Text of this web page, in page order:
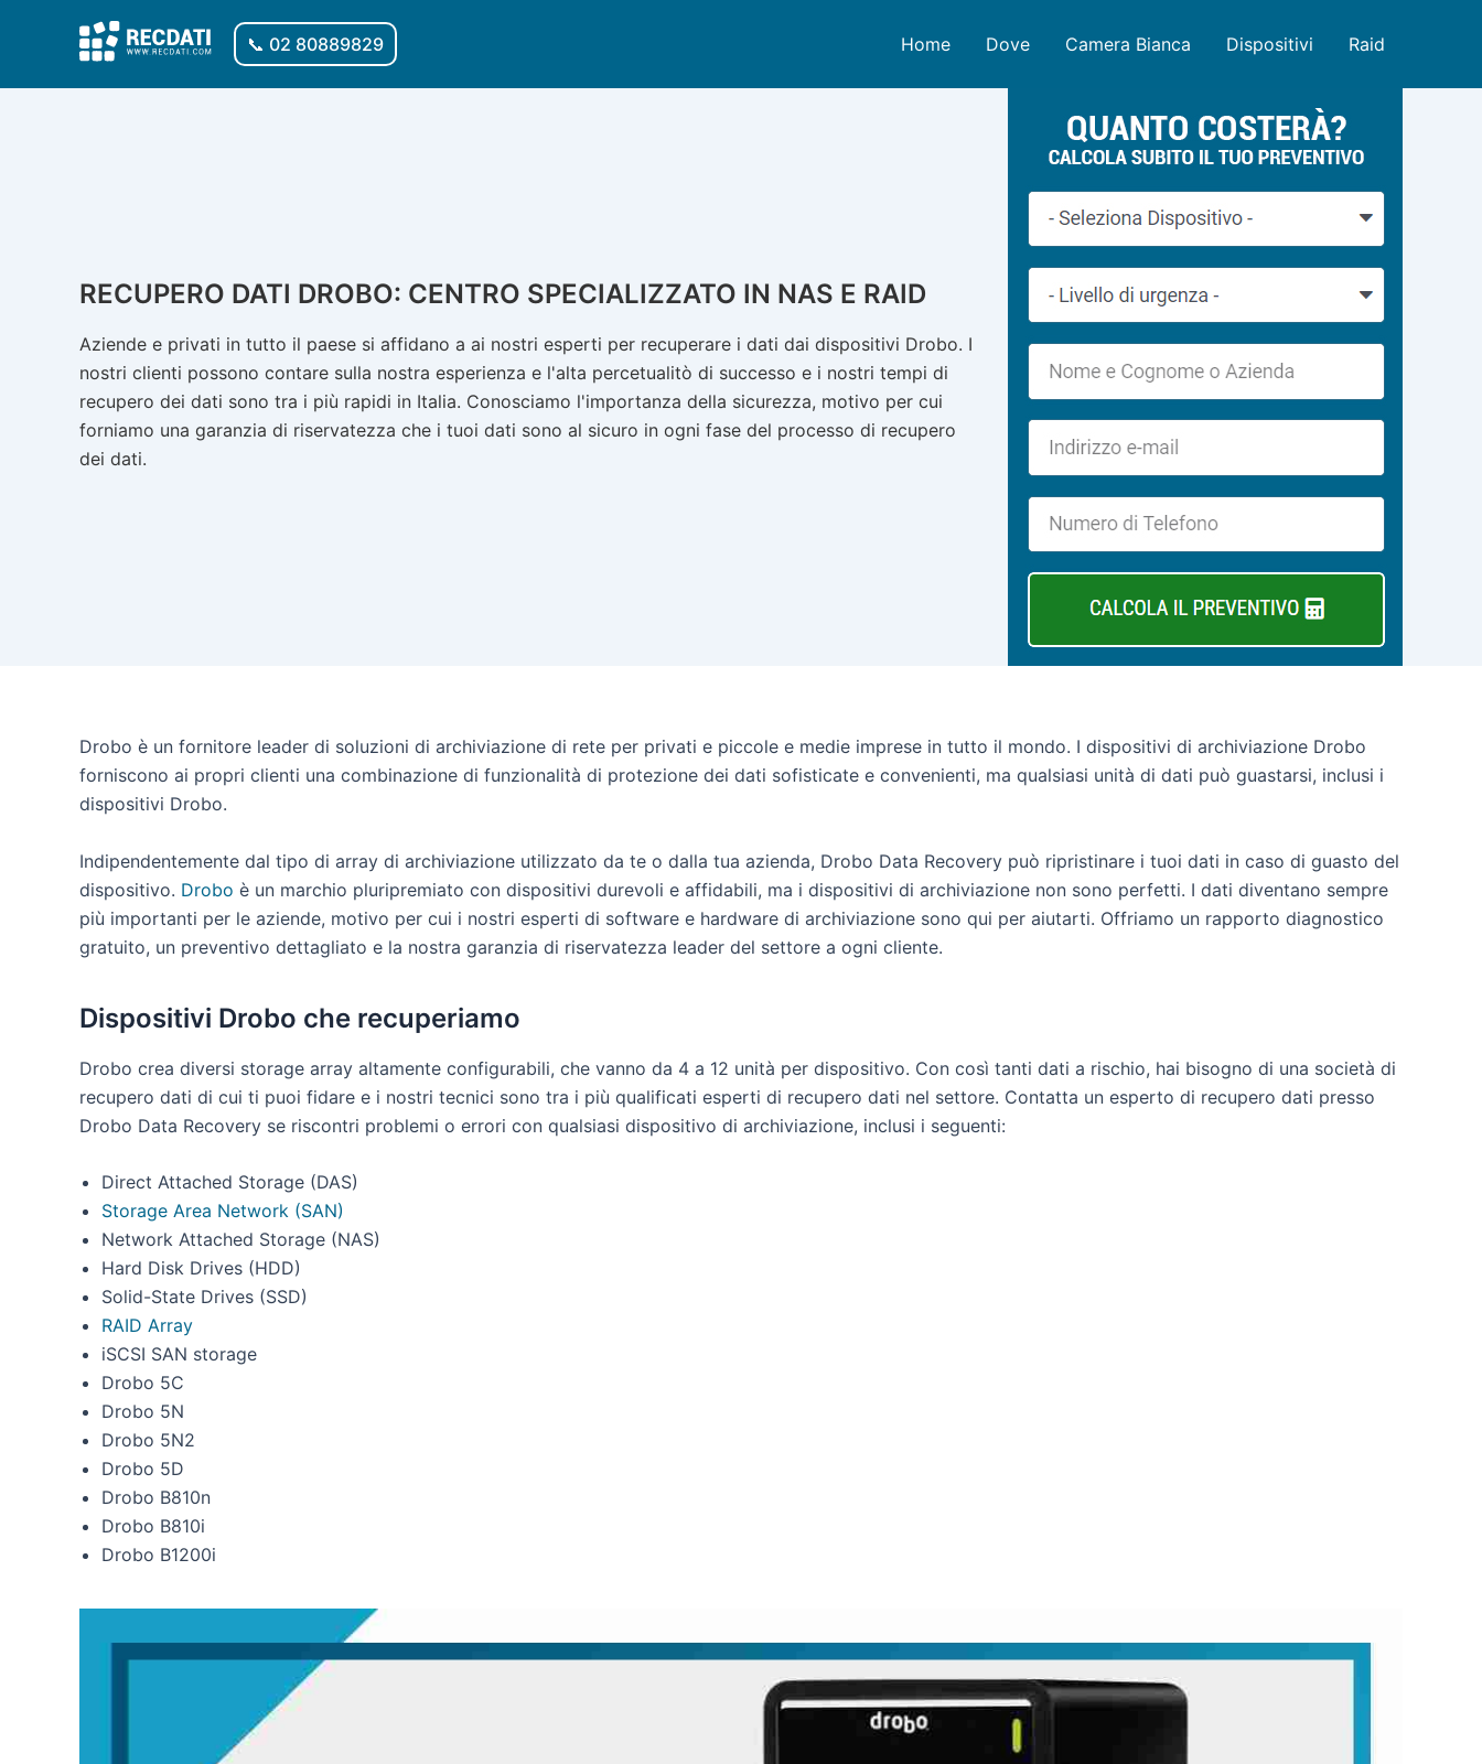
📞 02 80889829 Home Dove Camera Bianca Dispositivi Raid
RECUPERO DATI DROBO: CENTRO SPECIALIZZATO IN NAS E RAID
Aziende e privati ​​in tutto il paese si affidano a ai nostri esperti per recuperare i dati dai dispositivi Drobo. I
nostri clienti possono contare sulla nostra esperienza e l'alta percetualitò di successo e i nostri tempi di
recupero dei dati sono tra i più rapidi in Italia. Conosciamo l'importanza della sicurezza, motivo per cui
forniamo una garanzia di riservatezza che i tuoi dati sono al sicuro in ogni fase del processo di recupero
dei dati.
Drobo è un fornitore leader di soluzioni di archiviazione di rete per privati ​​e piccole e medie imprese in tutto il mondo. I dispositivi di archiviazione Drobo
forniscono ai propri clienti una combinazione di funzionalità di protezione dei dati sofisticate e convenienti, ma qualsiasi unità di dati può guastarsi, inclusi i
dispositivi Drobo.
Indipendentemente dal tipo di array di archiviazione utilizzato da te o dalla tua azienda, Drobo Data Recovery può ripristinare i tuoi dati in caso di guasto del
dispositivo. Drobo è un marchio pluripremiato con dispositivi durevoli e affidabili, ma i dispositivi di archiviazione non sono perfetti. I dati diventano sempre
più importanti per le aziende, motivo per cui i nostri esperti di software e hardware di archiviazione sono qui per aiutarti. Offriamo un rapporto diagnostico
gratuito, un preventivo dettagliato e la nostra garanzia di riservatezza leader del settore a ogni cliente.
Dispositivi Drobo che recuperiamo
Drobo crea diversi storage array altamente configurabili, che vanno da 4 a 12 unità per dispositivo. Con così tanti dati a rischio, hai bisogno di una società di
recupero dati di cui ti puoi fidare e i nostri tecnici sono tra i più qualificati esperti di recupero dati nel settore. Contatta un esperto di recupero dati presso
Drobo Data Recovery se riscontri problemi o errori con qualsiasi dispositivo di archiviazione, inclusi i seguenti:
Direct Attached Storage (DAS)
Storage Area Network (SAN)
Network Attached Storage (NAS)
Hard Disk Drives (HDD)
Solid-State Drives (SSD)
RAID Array
iSCSI SAN storage
Drobo 5C
Drobo 5N
Drobo 5N2
Drobo 5D
Drobo B810n
Drobo B810i
Drobo B1200i